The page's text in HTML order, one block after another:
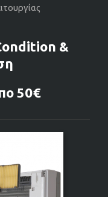
&
50€